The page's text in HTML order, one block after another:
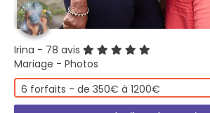
Irina - 78 avis
Mariage - Photos
6 forfaits - de 350€ à 1200€